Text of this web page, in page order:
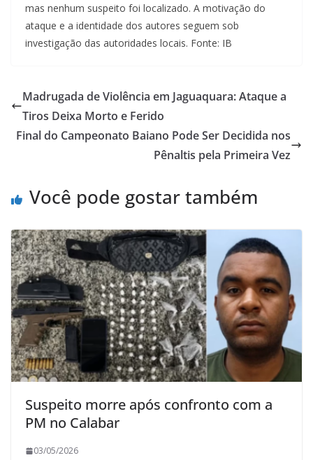
mas nenhum suspeito foi localizado. A motivação do
ataque e a identidade dos autores seguem sob
investigação das autoridades locais. Fonte: IB
Madrugada de Violência em Jaguaquara: Ataque a
Tiros Deixa Morto e Ferido
Final do Campeonato Baiano Pode Ser Decidida nos
Pênaltis pela Primeira Vez
Você pode gostar também
Suspeito morre após confronto com a
PM no Calabar
03/05/2026